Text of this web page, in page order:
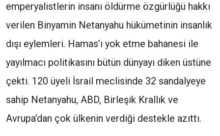
emperyalistlerin insanı öldürme özgürlüğü hakkı
verilen Binyamin Netanyahu hükümetinin insanlık
dışı eylemleri. Hamas’ı yok etme bahanesi ile
yayılmacı politikasını bütün dünyayı diken üstüne
çekti. 120 üyeli İsrail meclisinde 32 sandalyeye
sahip Netanyahu, ABD, Birleşik Krallık ve
Avrupa’dan çok ülkenin verdiği destekle azıttı.